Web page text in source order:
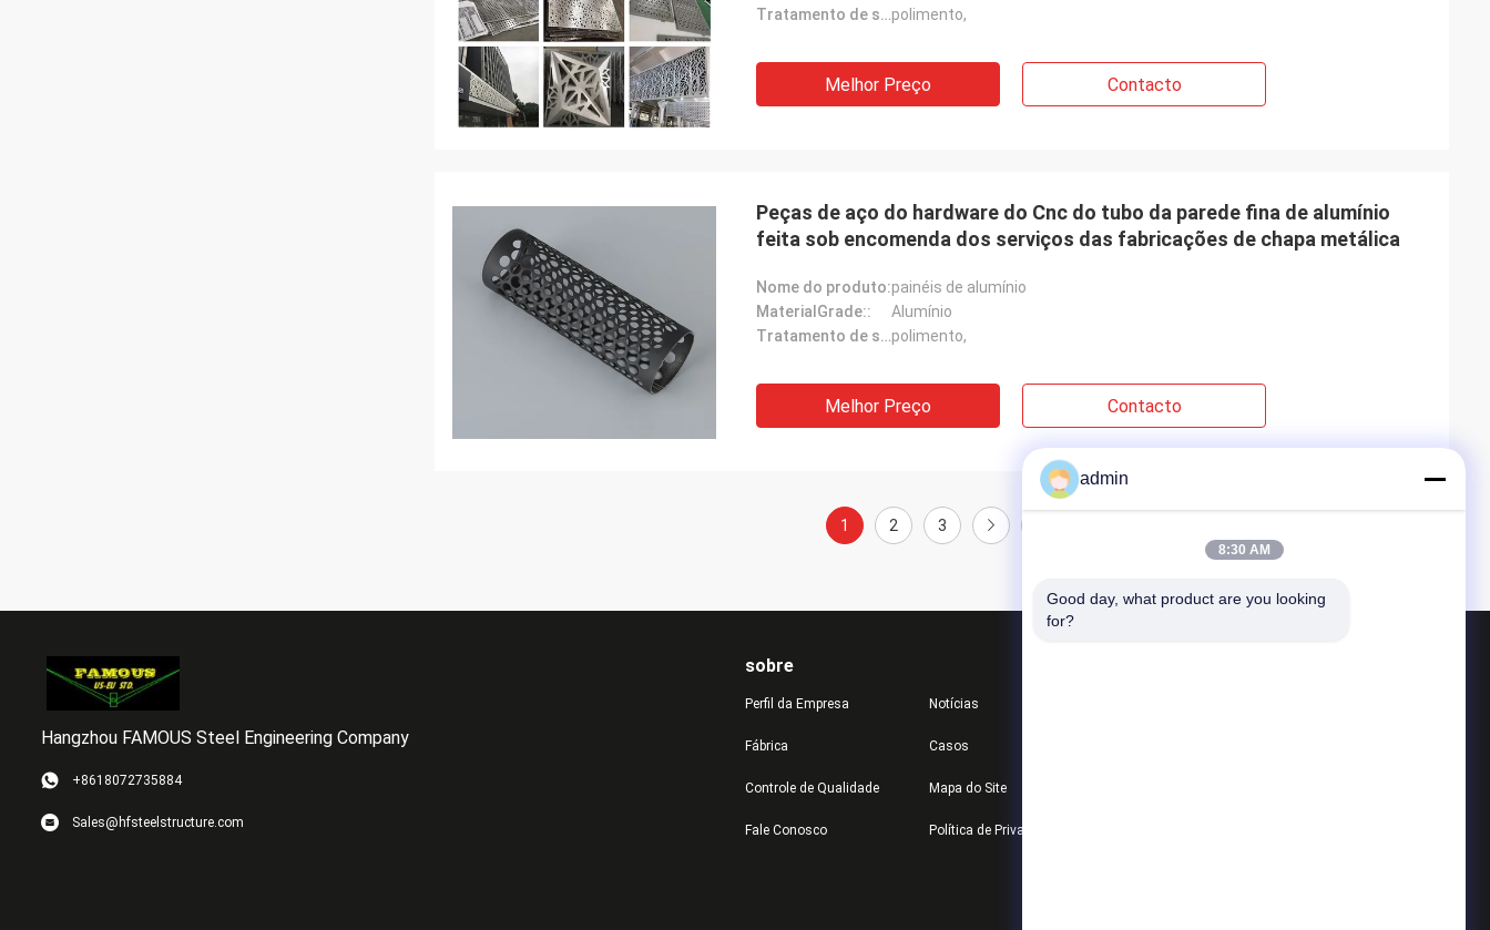
Tratamento de superfície::polimento,
Melhor Preço Contacto
Peças de aço do hardware do Cnc do tubo da parede fina de alumínio
feita sob encomenda dos serviços das fabricações de chapa metálica
Nome do produto:painéis de alumínio
MaterialGrade::
Alumínio
Tratamento de superfície::polimento,
Melhor Preço Contacto
1 2 3
Hangzhou FAMOUS Steel Engineering Company
+8618072735884
Sales@hfsteelstructure.com
sobre
Perfil da Empresa
Fábrica
Controle de Qualidade
Fale Conosco
Notícias
Casos
Mapa do Site
Política de Privacidade
admin
8:30 AM
Good day, what product are you looking
for?